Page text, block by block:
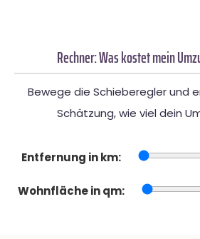
Rechner: Was kostet mein
Bewege die Schieberegler und
Schätzung, wie viel dein
Entfernung in km:
Wohnfläche in qm: